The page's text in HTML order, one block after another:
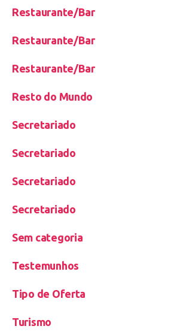
Restaurante/Bar
Restaurante/Bar
Restaurante/Bar
Resto do Mundo
Secretariado
Secretariado
Secretariado
Secretariado
Sem categoria
Testemunhos
Tipo de Oferta
Turismo